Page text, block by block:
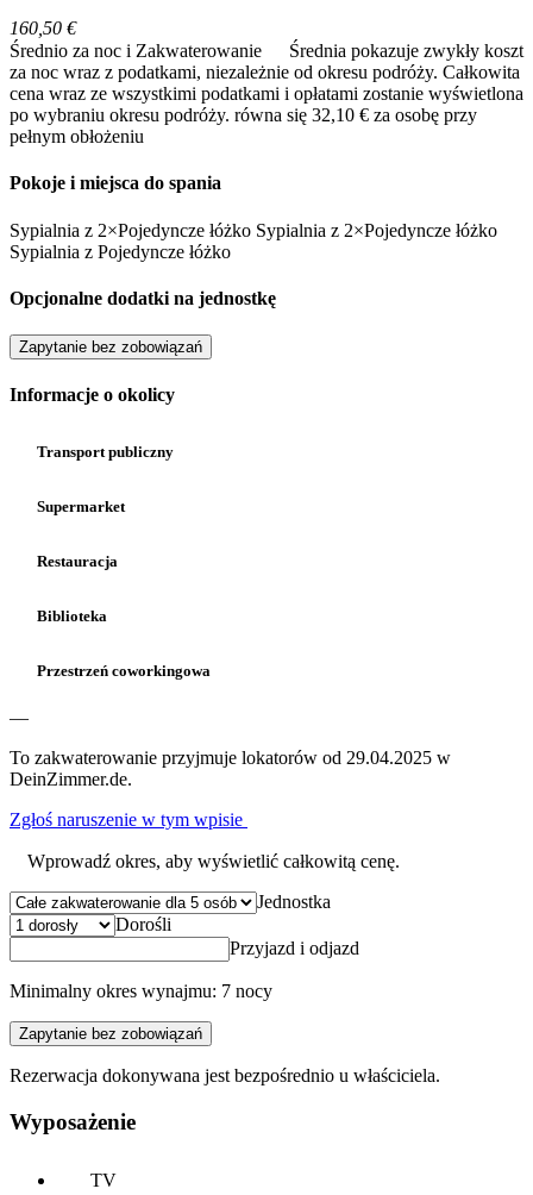
160,50 €
Średnio za noc i Zakwaterowanie
Średnia pokazuje zwykły koszt
za noc wraz z podatkami, niezależnie od okresu podróży. Całkowita
cena wraz ze wszystkimi podatkami i opłatami zostanie wyświetlona
po wybraniu okresu podróży. równa się 32,10 € za osobę przy
pełnym obłożeniu
Pokoje i miejsca do spania
Sypialnia z 2×Pojedyncze łóżko Sypialnia z 2×Pojedyncze łóżko
Sypialnia z Pojedyncze łóżko
Opcjonalne dodatki na jednostkę
Zapytanie bez zobowiązań
Informacje o okolicy
Transport publiczny
Supermarket
Restauracja
Biblioteka
Przestrzeń coworkingowa
—
To zakwaterowanie przyjmuje lokatorów od 29.04.2025 w
DeinZimmer.de.
Zgłoś naruszenie w tym wpisie
Wprowadź okres, aby wyświetlić całkowitą cenę.
Jednostka
Dorośli
Przyjazd i odjazd
Minimalny okres wynajmu: 7 nocy
Zapytanie bez zobowiązań
Rezerwacja dokonywana jest bezpośrednio u właściciela.
Wyposażenie
TV